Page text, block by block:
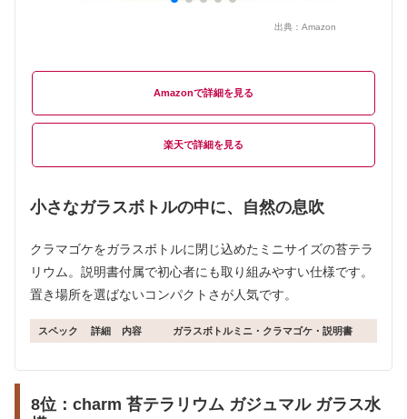
出典： Amazon
Amazon
楽天
小さなガラスボトルの中に、自然の息吹
クラマゴケをガラスボトルに閉じ込めたミニサイズの苔テラ
リウム。説明書付属で初心者にも取り組みやすい仕様です。
置き場所を選ばないコンパクトさが人気です。
スペック 詳細 内容 ガラスボトルミニ・クラマゴケ・説明書
8位：charm 苔テラリウム ガジュマル ガラス水